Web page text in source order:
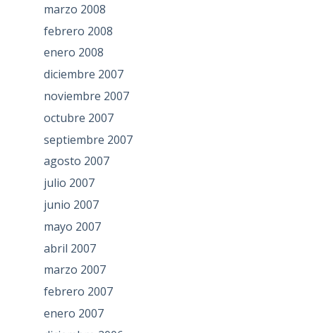
marzo 2008
febrero 2008
enero 2008
diciembre 2007
noviembre 2007
octubre 2007
septiembre 2007
agosto 2007
julio 2007
junio 2007
mayo 2007
abril 2007
marzo 2007
febrero 2007
enero 2007